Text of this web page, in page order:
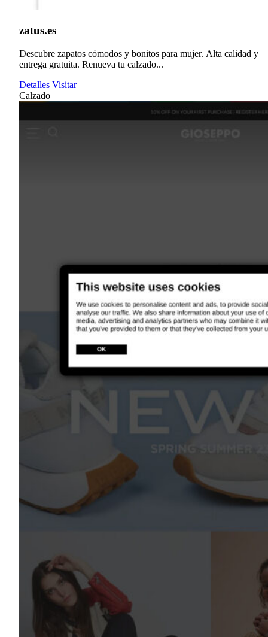
zatus.es
Descubre zapatos cómodos y bonitos para mujer. Alta calidad y
entrega gratuita. Renueva tu calzado...
Detalles Visitar
Calzado